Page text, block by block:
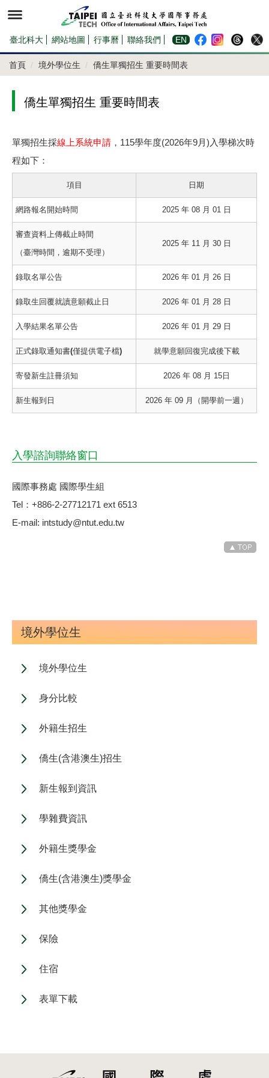
到
主
內
容
臺北科大 網站地圖 行事曆 聯絡我們 EN
首頁 境外學位生 僑生單獨招生 重要時間表
僑生單獨招生 重要時間表
單獨招生採線上系統申請 ，115學年度(2026年9月)入學梯次時
程如下：
項目 日期
網路報名開始時間 2025 年 08 月 01 日
審查資料上傳截止時間
（臺灣時間，逾期不受理）
2025 年 11 月 30 日
錄取名單公告 2026 年 01 月 26 日
錄取生回覆就讀意願截止日 2026 年 01 月 28 日
入學結果名單公告 2026 年 01 月 29 日
正式錄取通知書(僅提供電子檔) 就學意願回復完成後下載
寄發新生註冊須知 2026 年 08 月 15日
新生報到日 2026 年 09 月（開學前一週）
入學諮詢聯絡窗口
國際事務處 國際學生組
Tel：+886-2-27712171 ext 6513
E-mail: intstudy@ntut.edu.tw
境外學位生
境外學位生
身分比較
外籍生招生
僑生(含港澳生)招生
新生報到資訊
學雜費資訊
外籍生獎學金
僑生(含港澳生)獎學金
其他獎學金
保險
住宿
表單下載